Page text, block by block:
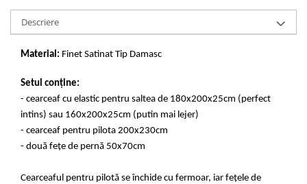
Lenjerii Creponate
Descriere
Material: Finet Satinat Tip Damasc
Setul conține:
- cearceaf cu elastic pentru saltea de 180x200x25cm (perfect
intins) sau 160x200x25cm (putin mai lejer)
- cearceaf pentru pilota 200x230cm
- două fețe de pernă 50x70cm
Cearceaful pentru pilotă se închide cu fermoar, iar fețele de